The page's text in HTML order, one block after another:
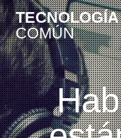
TECNOLOGÍA
COMÚN